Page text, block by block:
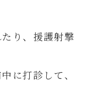
り、援護射撃
に打診して、